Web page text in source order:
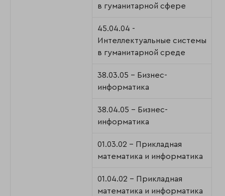
в гуманитарной сфере
45.04.04 -
Интеллектуальные системы
в гуманитарной среде
38.03.05 - Бизнес-
информатика
38.04.05 - Бизнес-
информатика
01.03.02 - Прикладная
математика и информатика
01.04.02 - Прикладная
математика и информатика